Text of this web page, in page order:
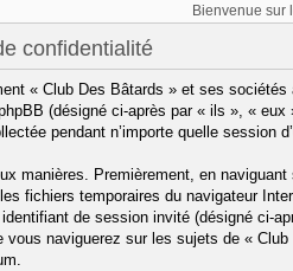
Bienvenue sur
confidentialité
« Club Des Bâtards » et ses
(désigné ci-après par « ils », «
pendant n’importe quelle session
manières. Premièrement, en
fichiers temporaires du navigateur
de session invité (désigné ci-
vous naviguerez sur les sujets de «